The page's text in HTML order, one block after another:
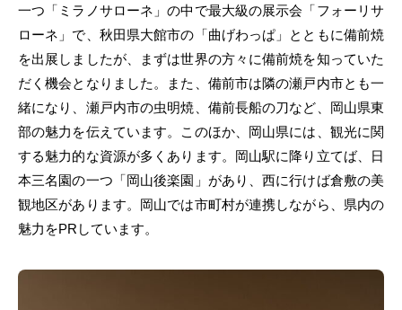
一つ「ミラノサローネ」の中で最大級の展示会「フォーリサ
ローネ」で、秋田県大館市の「曲げわっぱ」とともに備前焼
を出展しましたが、まずは世界の方々に備前焼を知っていた
だく機会となりました。また、備前市は隣の瀬戸内市とも一
緒になり、瀬戸内市の虫明焼、備前長船の刀など、岡山県東
部の魅力を伝えています。このほか、岡山県には、観光に関
する魅力的な資源が多くあります。岡山駅に降り立てば、日
本三名園の一つ「岡山後楽園」があり、西に行けば倉敷の美
観地区があります。岡山では市町村が連携しながら、県内の
魅力をPRしています。